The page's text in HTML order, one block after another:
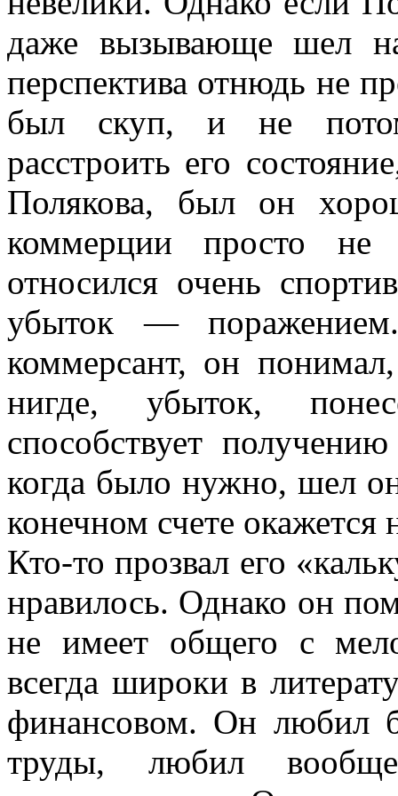
даже вызывающе шел
перспектива отнюдь не
был скуп, и не
расстроить его
Полякова, был он
коммерции просто
относился очень
убыток —
коммерсант, он
нигде, убыток,
способствует
когда было нужно, шел
конечном счете окажется
Кто-то прозвал его
нравилось. Однако он
не имеет общего с
всегда широки в
финансовом. Он любил
труды, любил